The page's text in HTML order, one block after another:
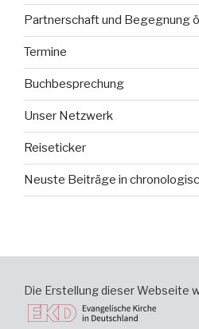
Partnerschaft und Begegnung
Termine
Buchbesprechung
Unser Netzwerk
Reiseticker
Neuste Beiträge in
Die Erstellung dieser Webseite